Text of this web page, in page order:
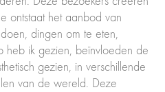
ontstaat het aanbod van
dingen om te eten,
heb ik gezien, beïnvloeden de
gezien, in verschillende
van de wereld. Deze